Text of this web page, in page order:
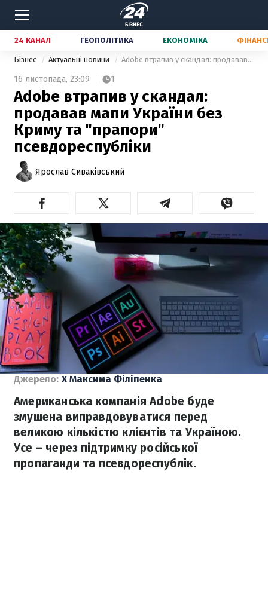
24 КАНАЛ ГЕОПОЛІТИКА ЕКОНОМІКА
Бізнес Актуальні новини Adobe втрапив у скандал: продавав мапи України без Криму та "прапори" псевдореспубліки
16 листопада, 23:09 1
Adobe втрапив у скандал:
продавав мапи України без
Криму та "прапори"
псевдореспубліки
Ярослав Сиваківський
Джерело: X Максима Філіпенка
Американська компанія Adobe буде
змушена виправдовуватися перед
великою кількістю клієнтів та Україною.
Усе – через підтримку російської
пропаганди та псевдореспублік.